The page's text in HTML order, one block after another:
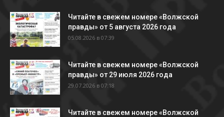
Читайте в свежем номере «Волжской
правды» от 5 августа 2026 года
05.08.2026 в 07:39
Читайте в свежем номере «Волжской
правды» от 29 июля 2026 года
29.07.2026 в 07:18
Читайте в свежем номере «Волжской